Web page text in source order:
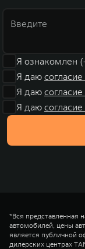
Я ознакомлен
Я даю
Я даю
Я даю
*Вся представленная
автомобилей, цены
является публичной
дилерских центрах